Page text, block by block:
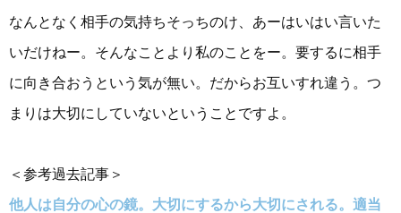
なんとなく相手の気持ちそっちのけ、あーはいはい言いた
いだけねー。そんなことより私のことをー。要するに相手
に向き合おうという気が無い。だからお互いすれ違う。つ
まりは大切にしていないということですよ。
＜参考過去記事＞
他人は自分の心の鏡。大切にするから大切にされる。適当